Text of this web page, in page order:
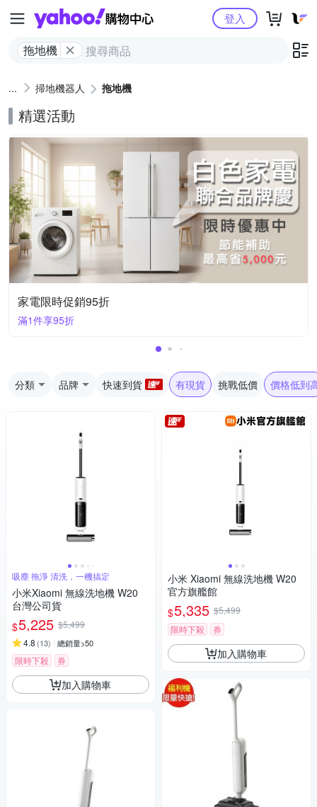
Yahoo購物中心
拖地機
登入
掃地機器人 拖地機
精選活動
家電限時促銷95折
滿1件享95折
分類 品牌 快速到貨 有現貨 挑戰低價 價格低到
吸塵 拖淨 清洗，一機搞定
小米Xiaomi 無線洗地機 W20
台灣公司貨
$5,225 $5,499
4.8 (13) 總銷量>50
限時下殺 券
加入購物車
小米 Xiaomi 無線洗地機 W20
官方旗艦館
$5,335 $5,499
限時下殺
券
加入購物車